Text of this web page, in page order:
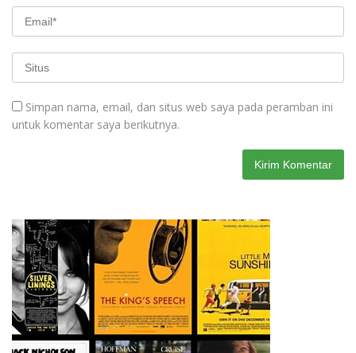
Simpan nama, email, dan situs web saya pada peramban ini
untuk komentar saya berikutnya.